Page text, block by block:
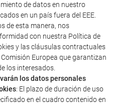
de datos en nuestro
en un país fuera del EEE.
de esta manera, nos
con nuestra Política de
y las cláusulas contractuales
Europea que garantizan
los interesados.
los datos personales
: El plazo de duración de uso
en el cuadro contenido en